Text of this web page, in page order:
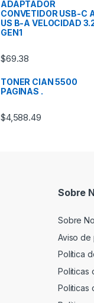
ADAPTADOR
CONVETIDOR USB-C
US B-A VELOCIDAD
GEN1
$69.38
TONER CIAN 5500
PAGINAS .
$4,588.49
Sobre
Sobre
Aviso de
Política
Politicas
Politicas